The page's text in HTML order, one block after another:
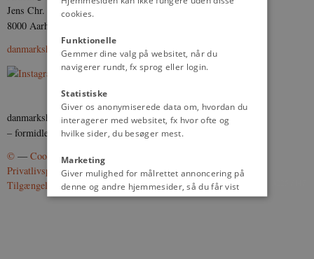
Jens Chr. Skous Vej 5
8000 Aarhus C
danmarkshistorien@cas.au.dk
danmarkshistorie i tekst, lyd og billede
– formidlet af fagfolk
© —Cookies
Privatlivspolitik
Tilgængelighedserklæring
cookies.
Funktionelle
Gemmer dine valg på websitet, når du
navigerer rundt, fx sprog eller login.
Statistiske
Giver os anonymiserede data om, hvordan du
interagerer med websitet, fx hvor ofte og
hvilke sider, du besøger mest.
Marketing
Giver mulighed for målrettet annoncering på
denne og andre hjemmesider, så du får vist
det indhold, der er mest relevant for dig.